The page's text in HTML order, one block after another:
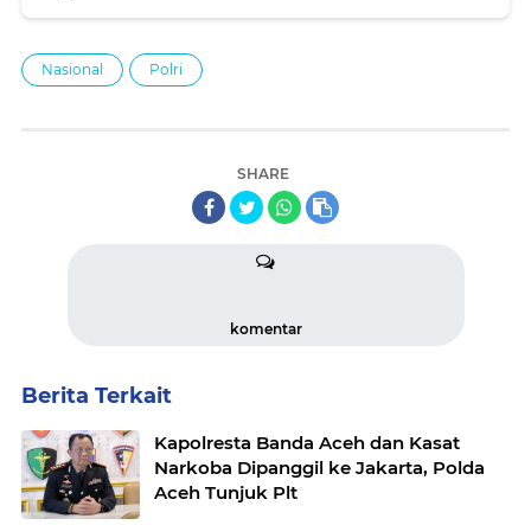
Nasional Polri
SHARE
komentar
Berita Terkait
Kapolresta Banda Aceh dan Kasat
Narkoba Dipanggil ke Jakarta, Polda
Aceh Tunjuk Plt